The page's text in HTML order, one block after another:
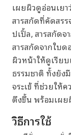
เผยผิวดูอ่อนเย
สารสกัดที่คัดสร
ปเปิ้ล, สารสกัดจ
สารสกัดจากใบด
ผิวหน้าให้ดูเรีย
ธรรมชาติ ทั้งยัง
จระเข้ ที่ช่วยให้
ตึงขึ้น พร้อมเผ
วิธีการใช้